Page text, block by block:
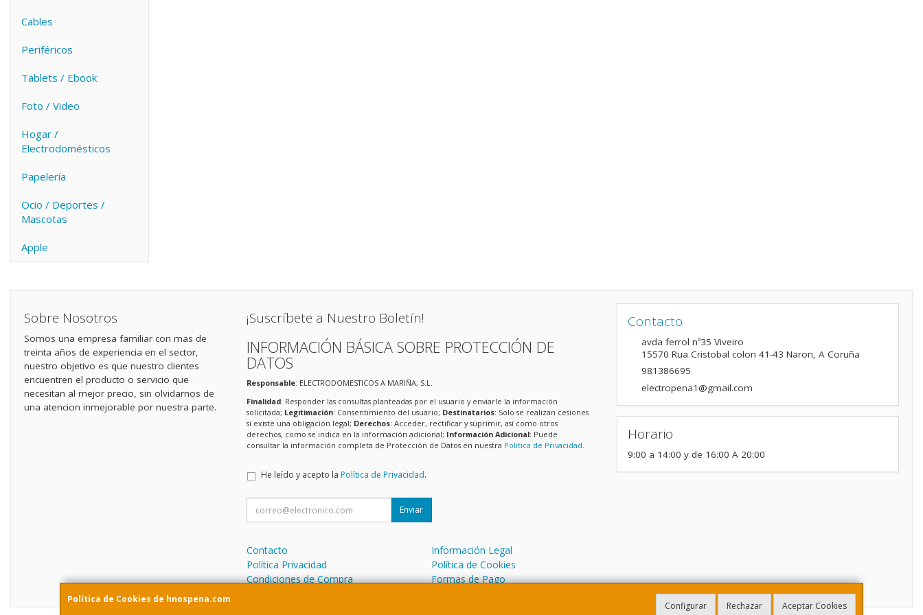
Cables
Periféricos
Tablets / Ebook
Foto / Video
Hogar /
Electrodomésticos
Papelería
Ocio / Deportes /
Mascotas
Apple
Política de Cookies de hnospena.com
Configurar Rechazar Aceptar Cookies
Sobre Nosotros
Somos una empresa familiar con mas de
treinta años de experiencia en el sector,
nuestro objetivo es que nuestro clientes
encuentren el producto o servicio que
necesitan al mejor precio, sin olvidarnos de
una atencion inmejorable por nuestra parte.
¡Suscríbete a Nuestro Boletín!
INFORMACIÓN BÁSICA SOBRE PROTECCIÓN DE
DATOS
Responsable: ELECTRODOMESTICOS A MARIÑA, S.L.
Finalidad: Responder las consultas planteadas por el usuario y enviarle la información
solicitada; Legitimación: Consentimiento del usuario; Destinatarios: Solo se realizan cesiones
si existe una obligación legal; Derechos: Acceder, rectificar y suprimir, así como otros
derechos, como se indica en la información adicional; Información Adicional: Puede
consultar la información completa de Protección de Datos en nuestra Política de Privacidad
He leído y acepto la Política de Privacidad.
Enviar
Contacto
Información Legal
Política Privacidad
Política de Cookies
Condiciones de Compra
Formas de Pago
Contacto
avda ferrol nº35 Viveiro
15570 Rua Cristobal colon 41-43 Naron A Coruña
981386695
electropena1@gmail.com
Horario
9:00 a 14:00 y de 16:00 A 20:00